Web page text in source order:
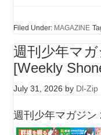
Filed Under: MAGAZINE
週刊少年マ
[Weekly
July 31, 2026 by Dl-Zip
週刊少年マガジン